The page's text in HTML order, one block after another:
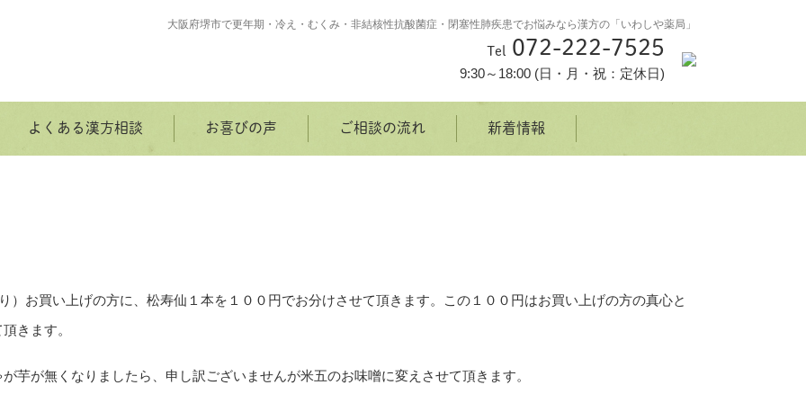
大阪府堺市で更年期・冷え・むくみ・非結核性抗酸菌症・閉塞性肺疾患でお悩みなら漢方の「いわしや薬局」
Tel 072-222-7525
9:30～18:00 (日・月・祝：定休日)
よくある漢方相談 お喜びの声 ご相談の流れ 新着情報
）お買い上げの方に、松寿仙１本を１００円でお分けさせて頂きます。この１００円はお買い上げの方の真心と
きます。
芋が無くなりましたら、申し訳ございませんが米五のお味噌に変えさせて頂きます。